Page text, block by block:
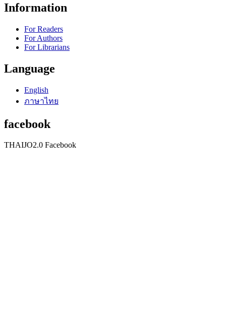
Information
For Readers
For Authors
For Librarians
Language
English
ภาษาไทย
facebook
THAIJO2.0 Facebook